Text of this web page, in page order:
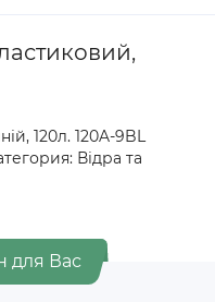
120л. 120A-9BL
Відра та
для Вас